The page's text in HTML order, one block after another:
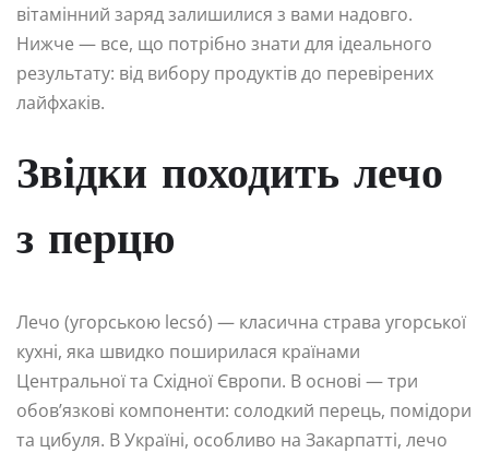
вітамінний заряд залишилися з вами надовго.
Нижче — все, що потрібно знати для ідеального
результату: від вибору продуктів до перевірених
лайфхаків.
Звідки походить лечо
з перцю
Лечо (угорською lecsó) — класична страва угорської
кухні, яка швидко поширилася країнами
Центральної та Східної Європи. В основі — три
обов’язкові компоненти: солодкий перець, помідори
та цибуля. В Україні, особливо на Закарпатті, лечо